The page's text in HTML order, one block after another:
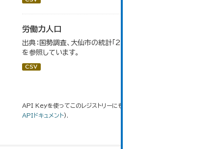
労働力人口
出典：国勢調査、大仙市の統計「2-6 労働力人口」のデータ
を参照しています。
CSV
API Keyを使ってこのレジストリーにもアクセス可能です
APIドキュメント).